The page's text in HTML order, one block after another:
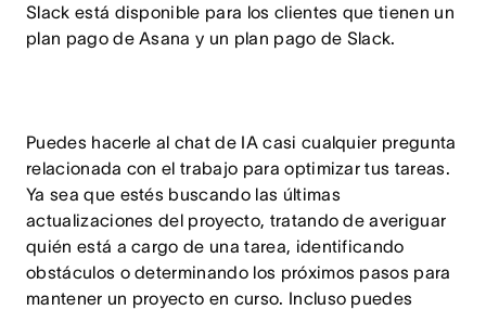
Slack está disponible para los clientes que tienen un
plan pago de Asana y un plan pago de Slack.
Puedes hacerle al chat de IA casi cualquier pregunta
relacionada con el trabajo para optimizar tus tareas.
Ya sea que estés buscando las últimas
actualizaciones del proyecto, tratando de averiguar
quién está a cargo de una tarea, identificando
obstáculos o determinando los próximos pasos para
mantener un proyecto en curso. Incluso puedes